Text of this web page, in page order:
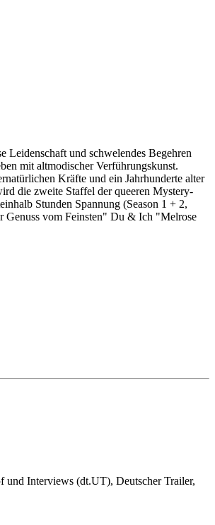
Leidenschaft und schwelendes Begehren
mit altmodischer Verführungskunst.
Kräfte und ein Jahrhunderte alter
die zweite Staffel der queeren Mystery-
Stunden Spannung (Season 1 + 2,
Genuss vom Feinsten" Du & Ich "Melrose
Interviews (dt.UT), Deutscher Trailer,